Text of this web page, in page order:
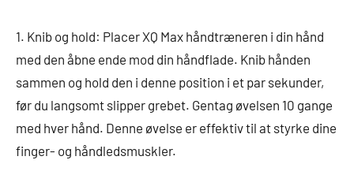
1. Knib og hold: Placer XQ Max håndtræneren i din hånd
med den åbne ende mod din håndflade. Knib hånden
sammen og hold den i denne position i et par sekunder,
før du langsomt slipper grebet. Gentag øvelsen 10 gange
med hver hånd. Denne øvelse er effektiv til at styrke dine
finger- og håndledsmuskler.